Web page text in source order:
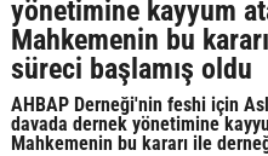
yönetimine kayyum
Mahkemenin bu
süreci başlamış oldu
AHBAP Derneği'nin feshi için
davada dernek yönetimine
Mahkemenin bu kararı ile